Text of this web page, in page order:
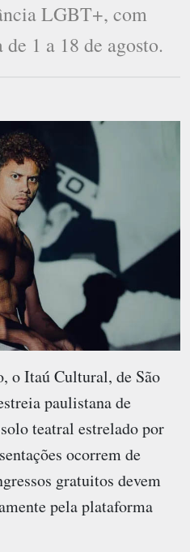
LGBT+, com
1 a 18 de agosto.
o Itaú Cultural, de São
paulistana de
teatral estrelado por
ocorrem de
gratuitos devem
pela plataforma